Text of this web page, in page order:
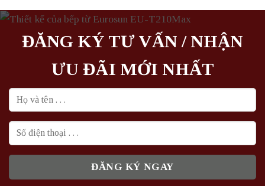
3.833.500₫.
ĐĂNG KÝ TƯ VẤN / NHẬN
ƯU ĐÃI MỚI NHẤT